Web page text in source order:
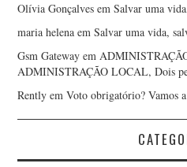
Olívia Gonçalves emSalvar uma
maria helena emSalvar uma vida,
Gsm Gateway em
ADMINISTRAÇÃO LOCAL, Dois
Rently emVoto obrigatório? Vamos a